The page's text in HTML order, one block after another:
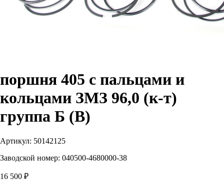
поршня 405 с пальцами и
кольцами ЗМЗ 96,0 (к-т)
группа Б (В)
Артикул: 50142125
Заводской номер: 040500-4680000-38
16 500 ₽